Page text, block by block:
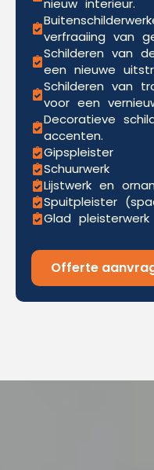
nieuw interieur.
verfraaiing van
Schilderen van
een nieuwe
Schilderen van
voor een
Decoratieve
accenten.
Gipspleister
Schuurwerk
Lijstwerk en
Spuitpleister
Glad pleisterwerk
Offerte